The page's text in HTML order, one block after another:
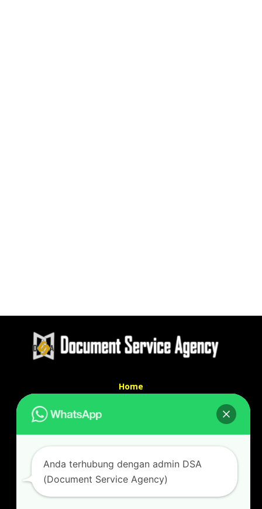
Home
Kontak kami
Alamat kantor :
Jl Swadaya Pam No 6 Rt 006 Rw 007 Jatinegara,
Cakung, Jakarta Timur 13930
Anda terhubung dengan admin DSA
(Document Service Agency)